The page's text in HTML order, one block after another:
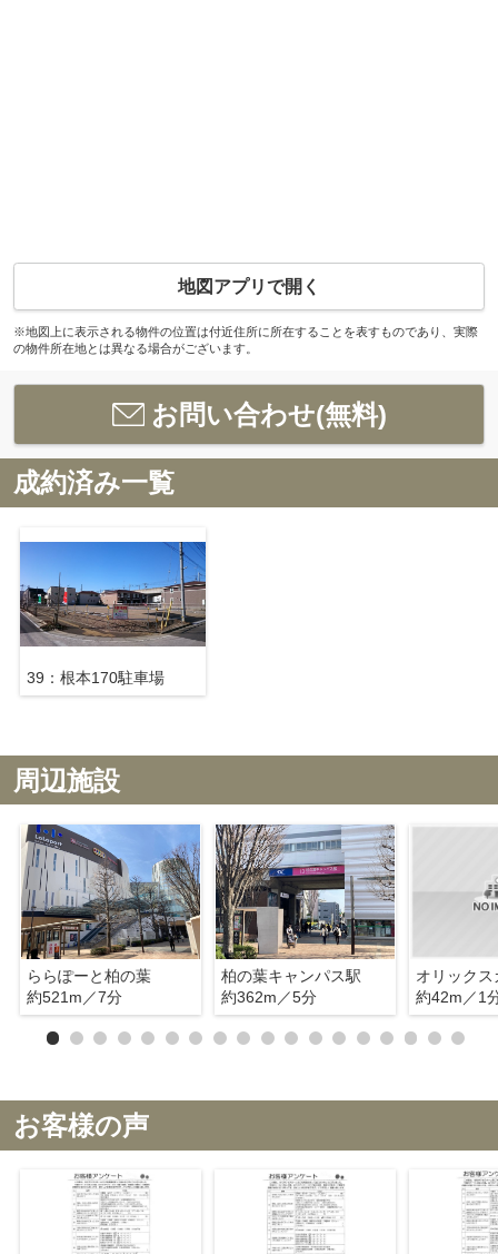
地図アプリで開く
※地図上に表示される物件の位置は付近住所に所在することを表すものであり、実際
の物件所在地とは異なる場合がございます。
お問い合わせ(無料)
成約済み一覧
39：根本170駐車場
周辺施設
ららぽーと柏の葉
約521m／7分
柏の葉キャンパス駅
約362m／5分
約42m／1
お客様の声